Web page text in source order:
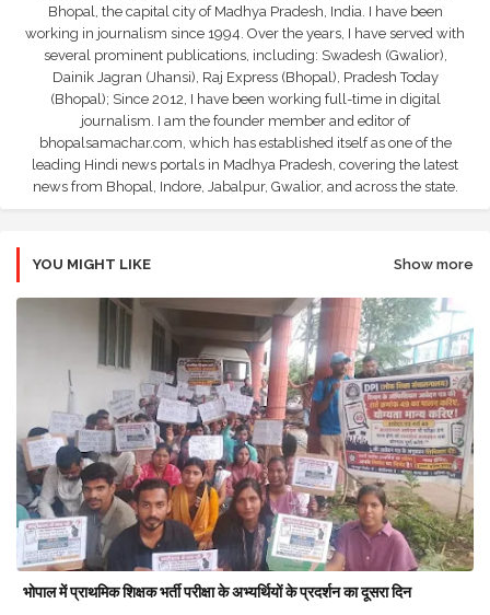
Bhopal, the capital city of Madhya Pradesh, India. I have been
working in journalism since 1994. Over the years, I have served with
several prominent publications, including: Swadesh (Gwalior),
Dainik Jagran (Jhansi), Raj Express (Bhopal), Pradesh Today
(Bhopal); Since 2012, I have been working full-time in digital
journalism. I am the founder member and editor of
bhopalsamachar.com, which has established itself as one of the
leading Hindi news portals in Madhya Pradesh, covering the latest
news from Bhopal, Indore, Jabalpur, Gwalior, and across the state.
YOU MIGHT LIKE Show more
भोपाल में प्राथमिक शिक्षक भर्ती परीक्षा के अभ्यर्थियों के प्रदर्शन का दूसरा दिन